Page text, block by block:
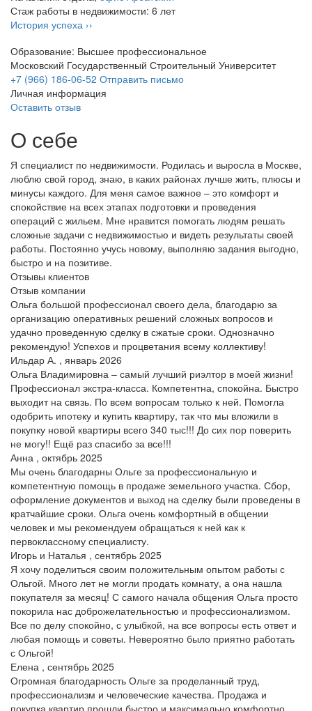
Стаж работы в недвижимости: 6 лет
История успеха ››
Образование: Высшее профессиональное
Московский Государственный Строительный Университет
+7 (966) 186-06-52 Отправить письмо
Личная информация
Оставить отзыв
О себе
Я специалист по недвижимости. Родилась и выросла в Москве,
люблю свой город, знаю, в каких районах лучше жить, плюсы и
минусы каждого. Для меня самое важное – это комфорт и
спокойствие на всех этапах подготовки и проведения
операций с жильем. Мне нравится помогать людям решать
сложные задачи с недвижимостью и видеть результаты своей
работы. Постоянно учусь новому, выполняю задания выгодно,
быстро и на позитиве.
Отзывы клиентов
Отзыв компании
Ольга большой профессионал своего дела, благодарю за
организацию оперативных решений сложных вопросов и
удачно проведенную сделку в сжатые сроки. Однозначно
рекомендую! Успехов и процветания всему коллективу!
Ильдар А. , январь 2026
Ольга Владимировна – самый лучший риэлтор в моей жизни!
Профессионал экстра-класса. Компетентна, спокойна. Быстро
выходит на связь. По всем вопросам только к ней. Помогла
одобрить ипотеку и купить квартиру, так что мы вложили в
покупку новой квартиры всего 340 тыс!!! До сих пор поверить
не могу!! Ещё раз спасибо за все!!!
Анна , октябрь 2025
Мы очень благодарны Ольге за профессиональную и
компетентную помощь в продаже земельного участка. Сбор,
оформление документов и выход на сделку были проведены в
кратчайшие сроки. Ольга очень комфортный в общении
человек и мы рекомендуем обращаться к ней как к
первоклассному специалисту.
Игорь и Наталья , сентябрь 2025
Я хочу поделиться своим положительным опытом работы с
Ольгой. Много лет не могли продать комнату, а она нашла
покупателя за месяц! С самого начала общения Ольга просто
покорила нас доброжелательностью и профессионализмом.
Все по делу спокойно, с улыбкой, на все вопросы есть ответ и
любая помощь и советы. Невероятно было приятно работать
с Ольгой!
Елена , сентябрь 2025
Огромная благодарность Ольге за проделанный труд,
профессионализм и человеческие качества. Продажа и
покупка квартир прошли быстро и максимально комфортно,